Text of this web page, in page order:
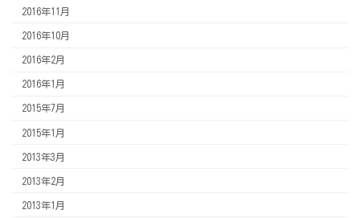
2016年11月
2016年10月
2016年2月
2016年1月
2015年7月
2015年1月
2013年3月
2013年2月
2013年1月